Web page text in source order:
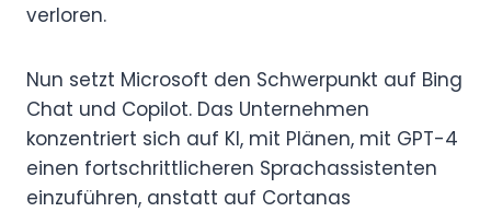
verloren.
Nun setzt Microsoft den Schwerpunkt auf Bing
Chat und Copilot. Das Unternehmen
konzentriert sich auf KI, mit Plänen, mit GPT-4
einen fortschrittlicheren Sprachassistenten
einzuführen, anstatt auf Cortanas